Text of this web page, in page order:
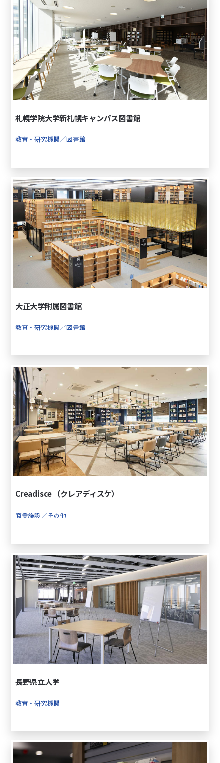
札幌学院大学新札幌キャンパス図書館
教育・研究機関／図書館
大正大学附属図書館
教育・研究機関／図書館
Creadisce （クレアディスケ）
商業施設／その他
長野県立大学
教育・研究機関